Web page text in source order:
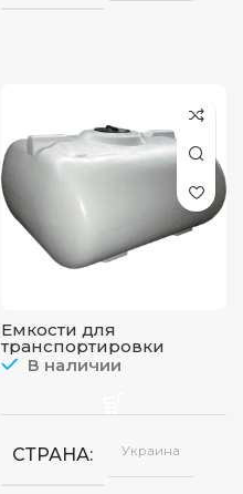
Емкости для
транспортировки
В наличии
СТРАНА Украина